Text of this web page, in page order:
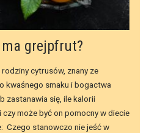
ma grejpfrut?
cytrusów, znany ze
kwaśnego smaku i bogactwa
zastanawia się, ile kalorii
może być on pomocny w diecie
Czego stanowczo nie jeść w